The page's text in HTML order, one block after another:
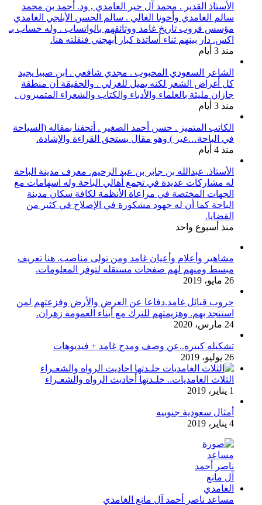
الأستاذ القدير . محمد آل خير الغامدي , ود. أحمد بن محمد
سالم الغامدي وأخونا الغالي . سالم الحسن الأبلجي الغامدي
مؤسس قروب تاريخ غامد ووثائقهم بالواتساب . وله حساب بـ
اكس. دار بينهم ثناء أساتذة كبار أبهجني فنقلته هنا.
منذ 3 أيام
الشاعر السعودي المحبوب . مجدي شافعي . ابن صبيا يجيد
كل أغراض الشعر لكنه يميل للغزلي . والحقيقة أن منطقة
جازان مليئة بالعلماء والأدباء والكتاب والشعراء المتميزون .
منذ 3 أيام
الكاتب المتميز . حسن أحمد الصغير . أتحفنا بمقاله (السياحة
في الباحة…غير ) وهو مقال يستحق القراءة والإشادة.
منذ 4 أيام
الأستاذ. عبدالله بن جابر بن عبد الرحيم. معرف مدينة الباحة
له مشاركات عديدة في تجمع أهالي الباحة وله اسهامات مع
الجهات المختصة في مراعاة الأنظمة لكافة سكان مدينة
الباحة كما أن له جهود مشكورة في الإصلاح في كثير من
القضايا.
منذ أسبوع واحد
مشاهير وأعلام وأعيان غامد ومن تولى مناصب. هنا تعريف
مبسط ومنهم لهم صفحات مستقله لتوفر المعلومات.
26 مايو، 2019
حروب قبائل غامد.دفاعا عن العرض والأرض وفزعتهم لمن
استنجد بهم. وهزيمتهم للترك مع أبناء العمومة زهران.
24 مارس، 2020
تشكيله كبيره..عن وصف ومدح غامد + فيديوهات
26 يوليو، 2019
الثلاث الغامديات.. خلـدتها أحاديث الرواه والشعـراء
1 يناير، 2019
أمثال سعودية جنوبيه
4 يناير، 2019
مساعد ناصر أحمد آل مانع الغامدي